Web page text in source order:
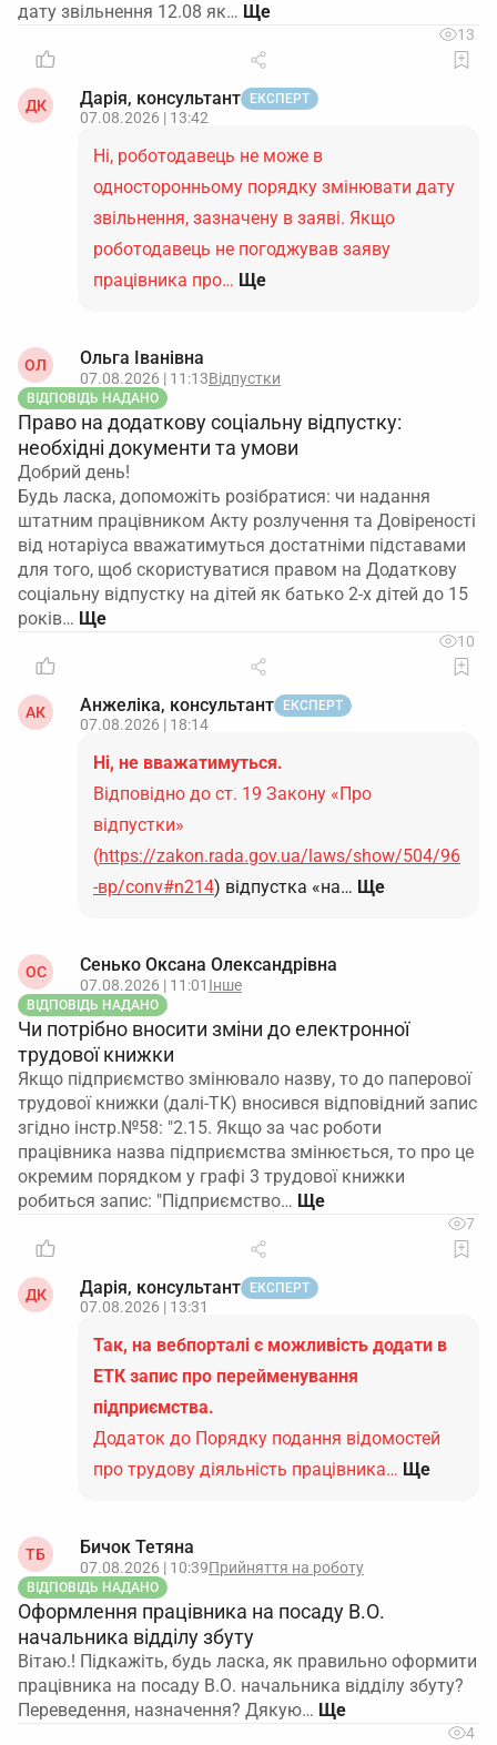
дату звільнення 12.08 як…
13
ДК Дарія, консультант ЕКСПЕРТ
07.08.2026 | 13:42
Ні, роботодавець не може в
односторонньому порядку змінювати дату
звільнення, зазначену в заяві. Якщо
роботодавець не погоджував заяву
працівника про… Ще
ОЛ Ольга Іванівна
07.08.2026 | 11:13Відпустки
ВІДПОВІДЬ НАДАНО
Право на додаткову соціальну відпустку:
необхідні документи та умови
Добрий день!
Будь ласка, допоможіть розібратися: чи надання
штатним працівником Акту розлучення та Довіреності
від нотаріуса вважатимуться достатніми підставами
для того, щоб скористуватися правом на Додаткову
соціальну відпустку на дітей як батько 2-х дітей до 15
років…
10
АК Анжеліка, консультант ЕКСПЕРТ
07.08.2026 | 18:14
Ні, не вважатимуться.
Відповідно до ст. 19 Закону «Про
відпустки»
(https://zakon.rada.gov.ua/laws/show/504/96
-вр/conv#n214) відпустка «на… Ще
ОС Сенько Оксана Олександрівна
07.08.2026 | 11:01 Інше
ВІДПОВІДЬ НАДАНО
Чи потрібно вносити зміни до електронної
трудової книжки
Якщо підприємство змінювало назву, то до паперової
трудової книжки (далі-ТК) вносився відповідний запис
згідно інстр.№58: "2.15. Якщо за час роботи
працівника назва підприємства змінюється, то про це
окремим порядком у графі 3 трудової книжки
робиться запис: "Підприємство…
7
ДК Дарія, консультант ЕКСПЕРТ
07.08.2026 | 13:31
Так, на вебпорталі є можливість додати в
ЕТК запис про перейменування
підприємства.
Додаток до Порядку подання відомостей
про трудову діяльність працівника… Ще
ТБ Бичок Тетяна
07.08.2026 | 10:39Прийняття на роботу
ВІДПОВІДЬ НАДАНО
Оформлення працівника на посаду В.О.
начальника відділу збуту
Вітаю.! Підкажіть, будь ласка, як правильно оформити
працівника на посаду В.О. начальника відділу збуту?
Переведення, назначення? Дякую…
4